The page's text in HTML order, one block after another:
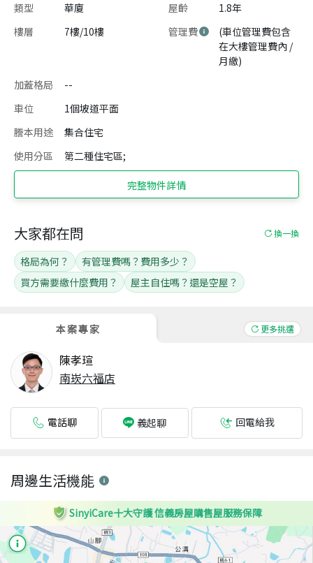
類型 華廈 屋齡
1.8年
樓層
7樓/10樓 管理費
(車位管理費包含
在大樓管理費內 /
月繳)
加蓋格局
--
車位
1個坡道平面
謄本用途
集合住宅
使用分區
第二種住宅區;
完整物件詳情
本案專家 更多挑選
陳孝瑄
南崁六福店
電話聊 義起聊 回電給我
大家都在問 換一換
格局為何？
有管理費嗎？費用多少？
買方需要繳什麼費用？
屋主自住嗎？還是空屋？
周邊生活機能
SinyiCare十大守護 信義房屋購售屋服務保障